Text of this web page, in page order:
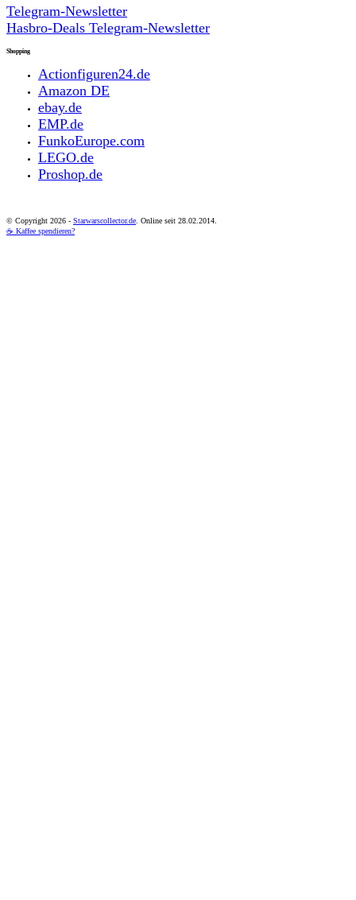
Telegram-Newsletter
Hasbro-Deals Telegram-Newsletter
Shopping
Actionfiguren24.de
Amazon DE
ebay.de
EMP.de
FunkoEurope.com
LEGO.de
Proshop.de
© Copyright 2026 - Starwarscollector.de . Online seit 28.02.2014.
☕ Kaffee spendieren?